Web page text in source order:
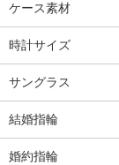
ケース素材
時計サイズ
サングラス
結婚指輪
婚約指輪